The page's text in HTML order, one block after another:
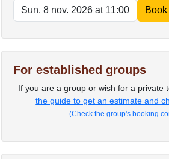
For established groups
If you are a group or wish for a private
the guide to get an estimate and
(Check the group's booking